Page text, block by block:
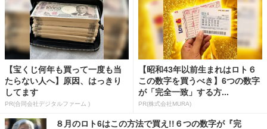
【宝くじ何年も買って一度も当
たらない人へ】原因、はっきり
してます
PR(合同会社デジタルファーム )
【昭和43年以前生まれはロト６
この数字を買うべき】6つの数字
が「完全一致」する方...
PR(株式会社MURA)
８月のロト6はこの方法で買え!!６つの数字が『完